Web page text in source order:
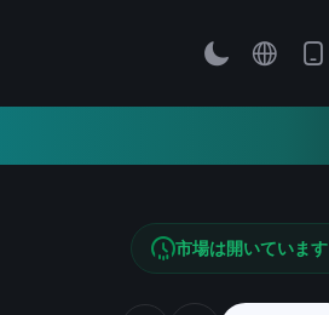
市場は開いています